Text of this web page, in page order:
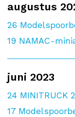
augustus
26
19 NAMAC-
juni 2023
24 MINITRUCK
17